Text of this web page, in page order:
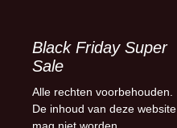
Black Friday Super
Sale
Alle rechten voorbehouden.
De inhoud van deze website